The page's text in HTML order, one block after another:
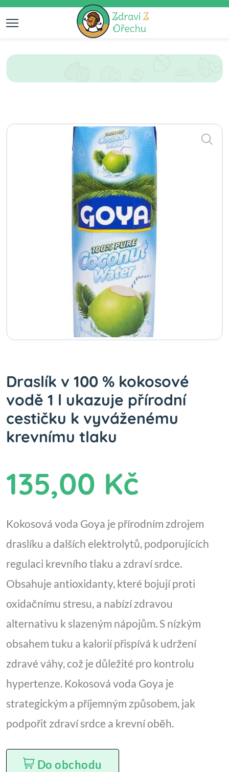
Draslík v 100 % kokosové
vodě 1 l ukazuje přírodní
cestičku k vyváženému
krevnímu tlaku
135,00 Kč
Kokosová voda Goya je přírodním zdrojem
draslíku a dalších elektrolytů, podporujících
regulaci krevního tlaku a zdraví srdce.
Obsahuje antioxidanty, které bojují proti
oxidačnímu stresu, a nabízí zdravou
alternativu k slazeným nápojům. S nízkým
obsahem tuku a kalorií přispívá k udržení
zdravé váhy, což je důležité pro kontrolu
hypertenze. Kokosová voda Goya je
strategickým a příjemným způsobem, jak
podpořit zdraví srdce a krevní oběh.
Do obchodu